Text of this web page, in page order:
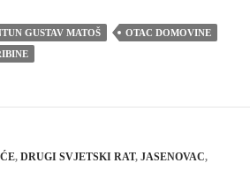
GUSTAV MATOŠ
OTAC DOMOVINE
, DRUGI SVJETSKI RAT, JASENOVAC,